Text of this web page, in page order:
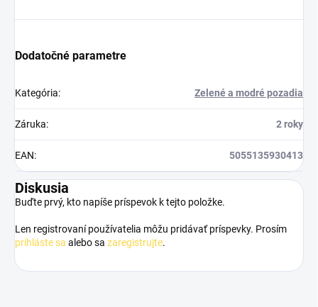
Dodatočné parametre
Kategória: Zelené a modré pozadia
Záruka: 2 roky
EAN: 5055135930413
Diskusia
Buďte prvý, kto napíše príspevok k tejto položke.
Len registrovaní používatelia môžu pridávať príspevky. Prosím
prihláste sa alebo sa zaregistrujte.